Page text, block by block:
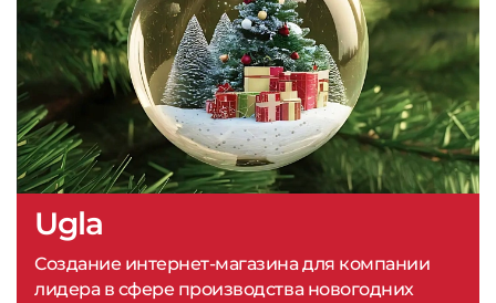
Ugla
Создание интернет-магазина для компании
лидера в сфере производства новогодних